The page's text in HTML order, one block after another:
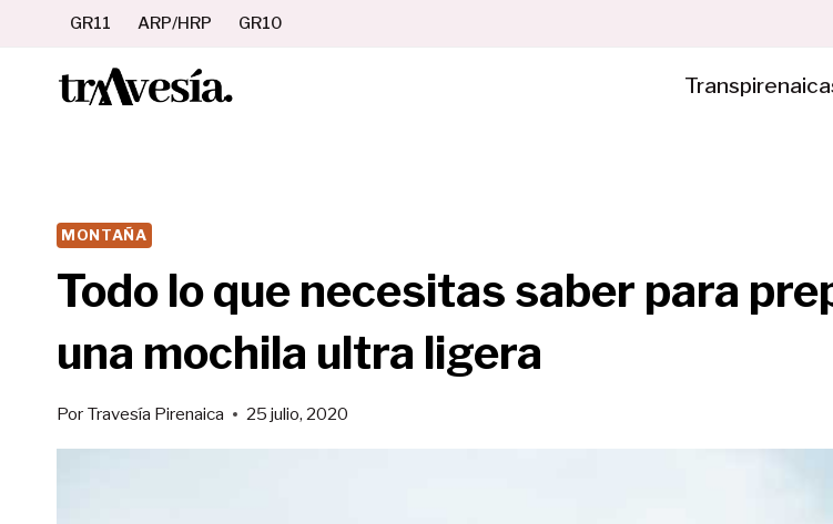
contenido
GR11 ARP/HRP GR10
MONTAÑA
Todo lo que necesitas saber para
una mochila ultra ligera
Por Travesía Pirenaica 25 julio, 2020